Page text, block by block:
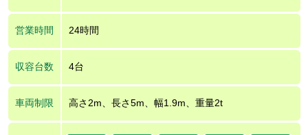
営業時間 24時間
収容台数 4台
車両制限 高さ2m、長さ5m、幅1.9m、重量2t